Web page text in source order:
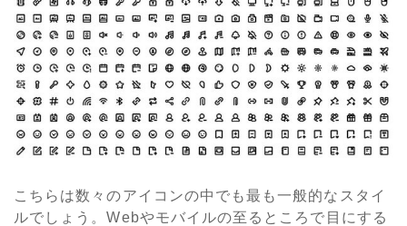
こちらは数々のアイコンの中でも最も一般的なスタイ
ルでしょう。Webやモバイルの至るところで目にする